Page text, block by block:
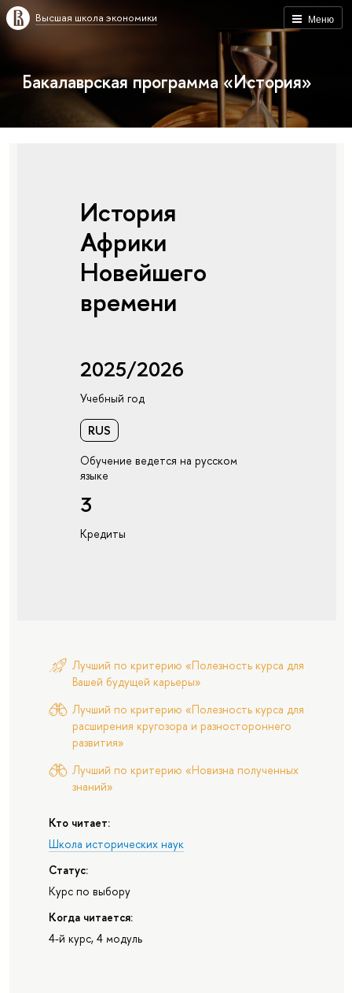
Меню
Высшая школа экономики
Бакалаврская программа «История»
История
Африки
Новейшего
времени
2025/2026
Учебный год
RUS
Обучение ведется на русском
языке
3
Кредиты
Лучший по критерию «Полезность курса для
Вашей будущей карьеры»
Лучший по критерию «Полезность курса для
расширения кругозора и разностороннего
развития»
Лучший по критерию «Новизна полученных
знаний»
Кто читает:
Школа исторических наук
Статус:
Курс по выбору
Когда читается:
4-й курс, 4 модуль